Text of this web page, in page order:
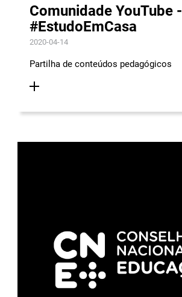
Comunidade YouTube -
#EstudoEmCasa
2020-04-14
Partilha de conteúdos pedagógicos